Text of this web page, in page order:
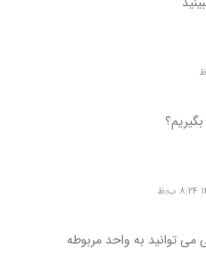
می توانید به واحد مربوطه